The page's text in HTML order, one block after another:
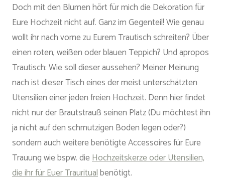
Doch mit den Blumen hört für mich die Dekoration für
Eure Hochzeit nicht auf. Ganz im Gegenteil! Wie genau
wollt ihr nach vorne zu Eurem Trautisch schreiten? Über
einen roten, weißen oder blauen Teppich? Und apropos
Trautisch: Wie soll dieser aussehen? Meiner Meinung
nach ist dieser Tisch eines der meist unterschätzten
Utensilien einer jeden freien Hochzeit. Denn hier findet
nicht nur der Brautstrauß seinen Platz (Du möchtest ihn
ja nicht auf den schmutzigen Boden legen oder?)
sondern auch weitere benötigte Accessoires für Eure
Trauung wie bspw. dieHochzeitskerze oder Utensilien,
die ihr für Euer Trauritualbenötigt.